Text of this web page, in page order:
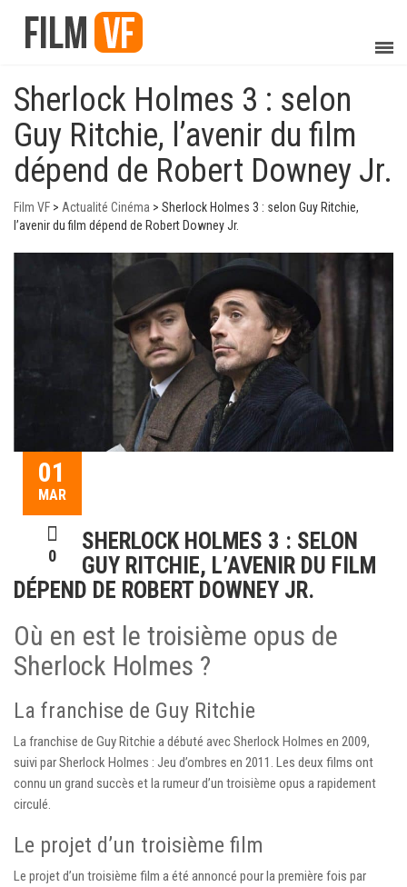
Sherlock Holmes 3 : selon
Guy Ritchie, l’avenir du film
dépend de Robert Downey Jr.
Film VF > Actualité Cinéma > Sherlock Holmes 3 : selon Guy Ritchie,
l’avenir du film dépend de Robert Downey Jr.
01
MAR
0
SHERLOCK HOLMES 3 : SELON
GUY RITCHIE, L’AVENIR DU FILM
DÉPEND DE ROBERT DOWNEY JR.
Où en est le troisième opus de
Sherlock Holmes ?
La franchise de Guy Ritchie
La franchise de Guy Ritchie a débuté avec Sherlock Holmes en 2009,
suivi par Sherlock Holmes : Jeu d’ombres en 2011. Les deux films ont
connu un grand succès et la rumeur d’un troisième opus a rapidement
circulé.
Le projet d’un troisième film
Le projet d’un troisième film a été annoncé pour la première fois par